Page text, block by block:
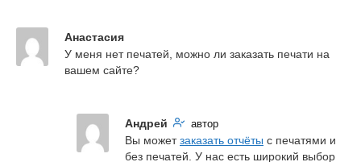
Анастасия
У меня нет печатей, можно ли заказать печати на
вашем сайте?
Андрей автор
Вы может заказать отчёты с печатями и
без печатей. У нас есть широкий выбор